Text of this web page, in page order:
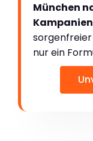
München
Kampanien
nur ein